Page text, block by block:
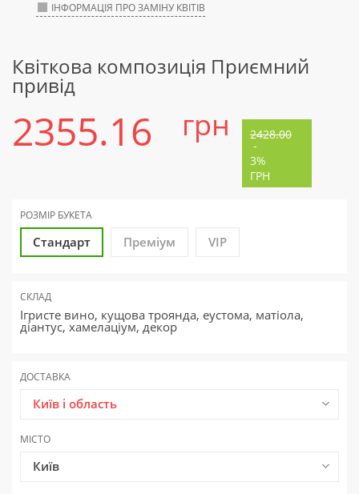
ІНФОРМАЦІЯ ПРО ЗАМІНУ КВІТІВ
Квіткова композиція Приємний
привід
2355.16 грн 2428.00
-
3%
ГРН
РОЗМІР БУКЕТА
Стандарт Преміум VIP
СКЛАД
Ігристе вино, кущова троянда, еустома, матіола,
діантус, хамелаціум, декор
ДОСТАВКА
Київ і область
МІСТО
Київ